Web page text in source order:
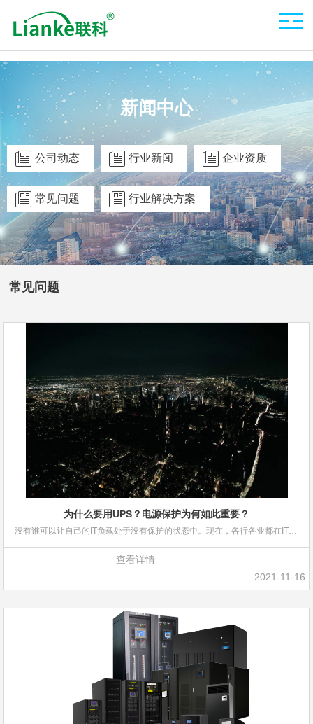
新闻中心
公司动态 行业新闻 企业资质
常见问题 行业解决方案
常见问题
为什么要用UPS？电源保护为何如此重要？
没有谁可以让自己的IT负载处于没有保护的状态中。现在，各行各业都在IT基础设施中投入大量金钱，电源保
查看详情
2021-11-16